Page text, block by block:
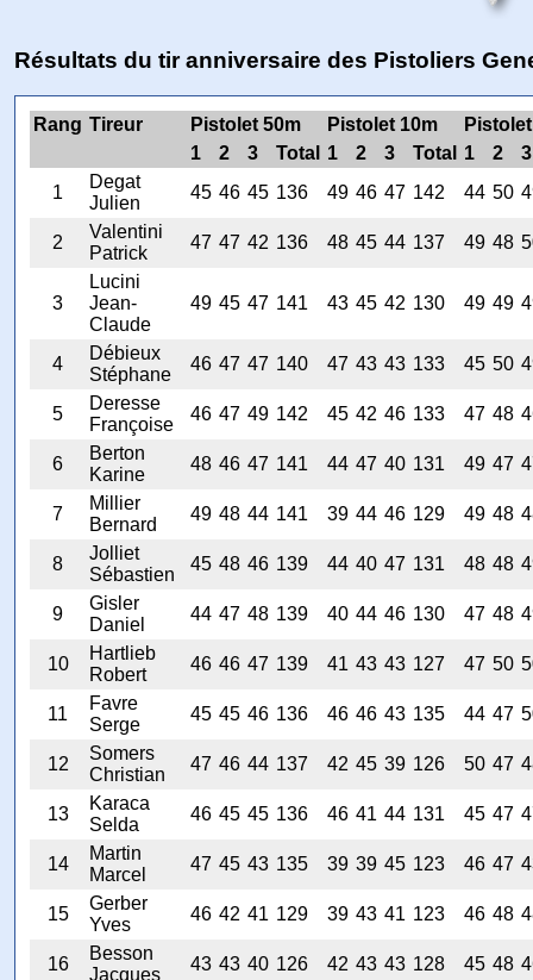
Résultats du tir anniversaire des Pistoliers
Rang Tireur Pistolet 50m Pistolet 10m
1
2 3 Total 1 2 3 Total 1 2
3
1
Degat
Julien
45 46 45 136 49 46 47 142 44 50
2
Valentini
Patrick
47 47 42 136 48 45 44 137 49 48
3
Lucini
Jean-
Claude
49 45 47 141 43 45 42 130 49 49
4
Débieux
Stéphane
46 47 47 140 47 43 43 133 45 50
5
Deresse
Françoise
46 47 49 142 45 42 46 133 47 48
6
Berton
Karine
48 46 47 141 44 47 40 131 49 47
7
Millier
Bernard
49 48 44 141 39 44 46 129 49 48
8
Jolliet
Sébastien
45 48 46 139 44 40 47 131 48 48
9
Gisler
Daniel
44 47 48 139 40 44 46 130 47 48
10
Hartlieb
Robert
46 46 47 139 41 43 43 127 47 50
11
Favre
Serge
45 45 46 136 46 46 43 135 44 47
12
Somers
Christian
47 46 44 137 42 45 39 126 50 47
13
Karaca
Selda
46 45 45 136 46 41 44 131 45 47
14
Martin
Marcel
47 45 43 135 39 39 45 123 46 47
15
Gerber
Yves
46 42 41 129 39 43 41 123 46 48
16
Besson
Jacques
43 43 40 126 42 43 43 128 45 48